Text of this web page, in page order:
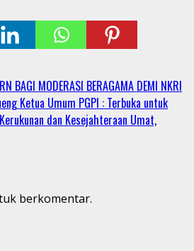
BAGI MODERASI BERAGAMA DEMI NKRI
Ketua Umum PGPI : Terbuka untuk
dan Kesejahteraan Umat,
berkomentar.